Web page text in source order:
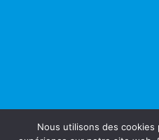
Nous utilisons des cookies